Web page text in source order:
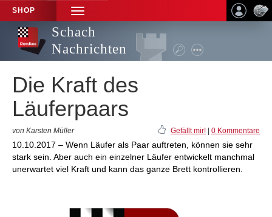
SHOP
TOGGLE
NAVIGATION
Schach
Nachrichten
Die Kraft des
Läuferpaars
von Karsten Müller Gefällt mir! 0 Kommentare
10.10.2017 – Wenn Läufer als Paar auftreten, können sie sehr
stark sein. Aber auch ein einzelner Läufer entwickelt manchmal
unerwartet viel Kraft und kann das ganze Brett kontrollieren.